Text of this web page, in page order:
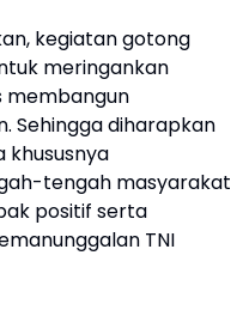
kegiatan gotong
meringankan
membangun
Sehingga diharapkan
khususnya
tengah masyarakat
positif serta
TNI